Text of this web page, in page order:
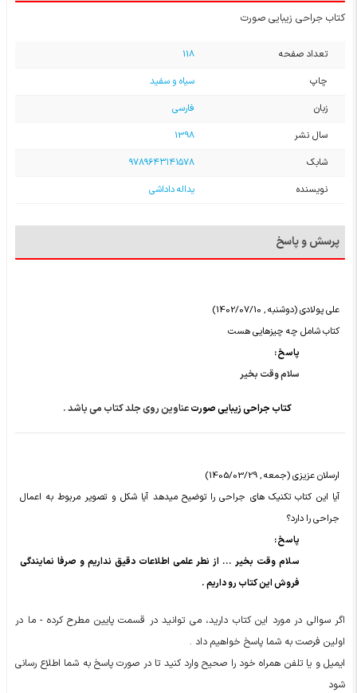
کتاب جراحی زیبایی صورت
تعداد صفحه
118
چاپ
سیاه و سفید
زبان
فارسی
سال نشر
1398
شابک
۹۷۸۹۶۴۳۱۴۱۵۷۸
نویسنده
یداله داداشی
پرسش و پاسخ
علی پولادی (دوشنبه , 1402/07/10)
کتاب شامل چه چیزهایی هست
پاسخ :
سلام وقت بخیر
کتاب جراحی زیبایی صورتعناوین روی جلد کتاب می باشد .
ارسلان عزیزی (جمعه , 1405/03/29)
آیا این کتاب تکنیک های جراحی را توضیح میدهد آیا شکل و تصویر مربوط به اعمال
جراحی را دارد؟
پاسخ :
سلام وقت بخیر ... از نطر علمی اطلاعات دقیق نداریم و صرفا نمایندگی
فروش این کتاب رو داریم .
اگر سوالی در مورد این کتاب دارید، می توانید در قسمت پایین مطرح کرده - ما در
اولین فرصت به شما پاسخ خواهیم داد .
ایمیل و یا تلفن همراه خود را صحیح وارد کنید تا در صورت پاسخ به شما اطلاع رسانی
شود